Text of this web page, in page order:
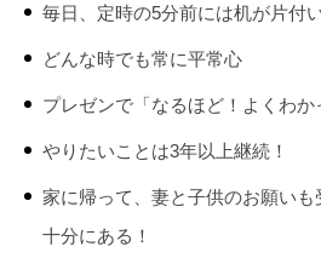
毎日、定時の5分前には机が片付
どんな時でも常に平常心
プレゼンで「なるほど！よくわ
やりたいことは3年以上継続！
家に帰って、妻と子供のお願い
十分にある！